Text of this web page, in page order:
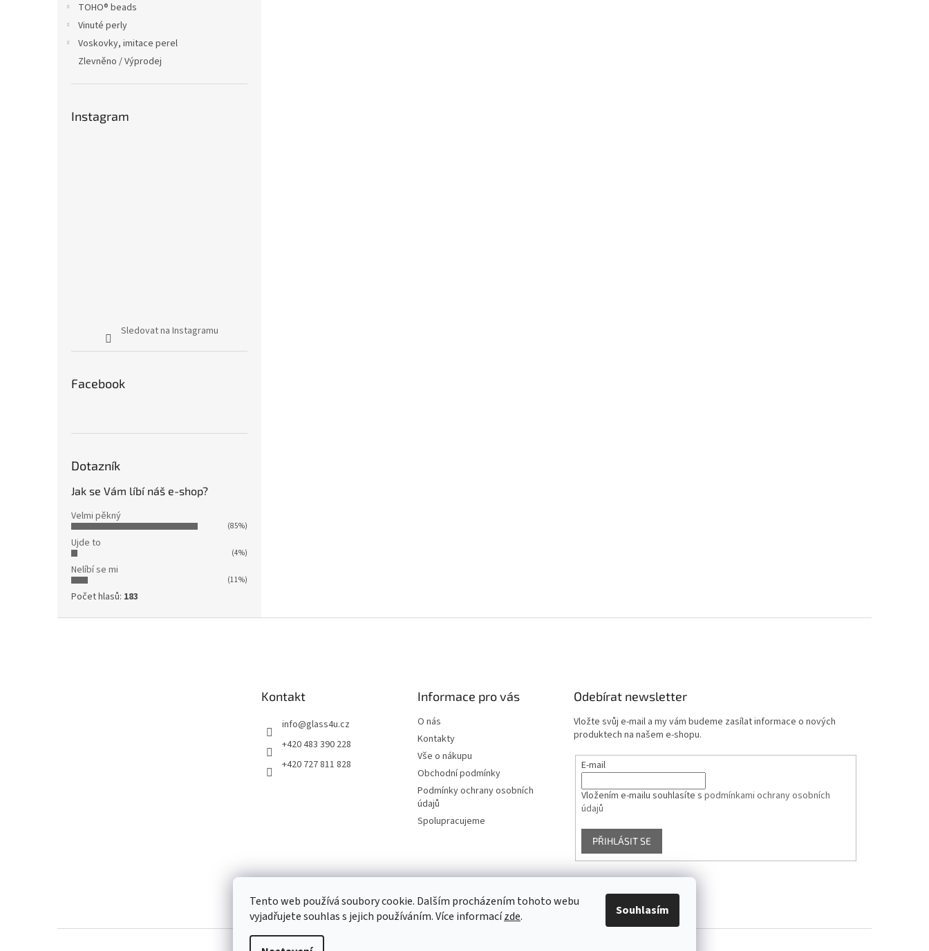
Tento web používá soubory cookie. Dalším procházením tohoto webu
vyjadřujete souhlas s jejich používáním. Více informacízde. Souhlasím
TOHO® beads
Vinuté perly
Voskovky, imitace perel
Zlevněno / Výprodej
Instagram
Sledovat na Instagramu
Facebook
Dotazník
Jak se Vám líbí náš e-shop?
Velmi pěkný
(85%)
Ujde to
(4%)
Nelíbí se mi
(11%)
Počet hlasů: 183
Kontakt
info@glass4u.cz
+420 483 390 228
+420 727 811 828
Informace pro vás
O nás
Kontakty
Vše o nákupu
Obchodní podmínky
Podmínky ochrany osobních
údajů
Spolupracujeme
Odebírat newsletter
Vložte svůj e-mail a my vám budeme zasílat informace o nových
produktech na našem e-shopu.
E-mail
Vložením e-mailu souhlasíte spodmínkami ochrany osobních
údajů
PŘIHLÁSIT SE
Facebook